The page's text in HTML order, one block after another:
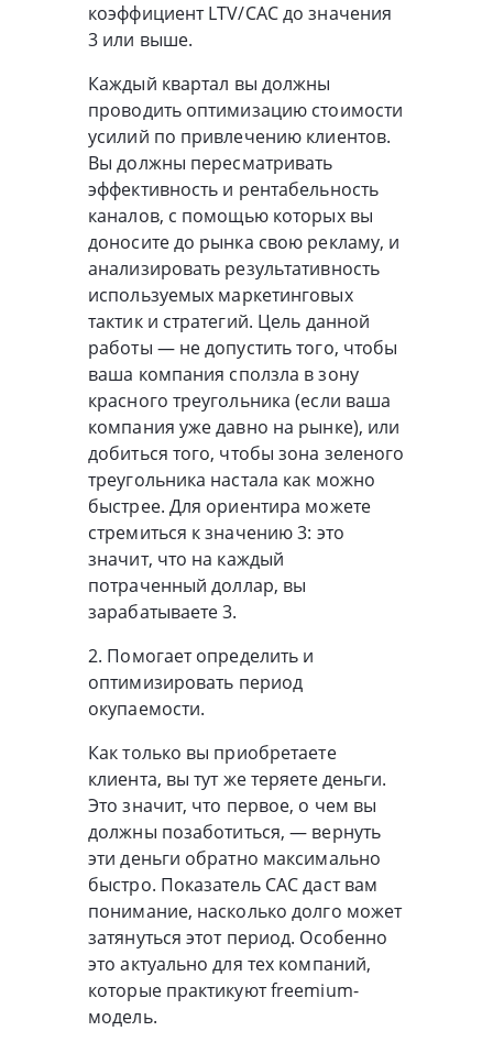
коэффициент LTV/CAC до значения
3 или выше.
Каждый квартал вы должны
проводить оптимизацию стоимости
усилий по привлечению клиентов.
Вы должны пересматривать
эффективность и рентабельность
каналов, с помощью которых вы
доносите до рынка свою рекламу, и
анализировать результативность
используемых маркетинговых
тактик и стратегий. Цель данной
работы — не допустить того, чтобы
ваша компания сползла в зону
красного треугольника (если ваша
компания уже давно на рынке), или
добиться того, чтобы зона зеленого
треугольника настала как можно
быстрее. Для ориентира можете
стремиться к значению 3: это
значит, что на каждый
потраченный доллар, вы
зарабатываете 3.
2. Помогает определить и
оптимизировать период
окупаемости.
Как только вы приобретаете
клиента, вы тут же теряете деньги.
Это значит, что первое, о чем вы
должны позаботиться, — вернуть
эти деньги обратно максимально
быстро. Показатель CAC даст вам
понимание, насколько долго может
затянуться этот период. Особенно
это актуально для тех компаний,
которые практикуют freemium-
модель.